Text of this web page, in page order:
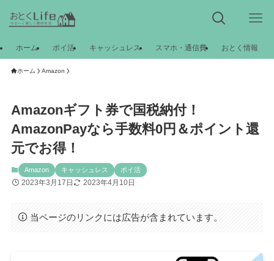
ホーム ポイ活 キャッシュレス スマホ・通信費 おとく情報
ホーム Amazon
Amazonギフト券で国税納付！
AmazonPayなら手数料0円＆ポイント還
元でお得！
Amazon キャッシュレス ポイ活
2023年3月17日 2023年4月10日
当ページのリンクには広告が含まれています。